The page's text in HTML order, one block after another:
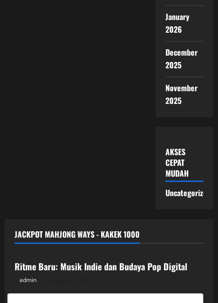
January
2026
December
2025
November
2025
AKSES
CEPAT
MUDAH
Uncategorized
JACKPOT MAHJONG WAYS - KAKEK 1000
Uncategorized
Ritme Baru: Musik Indie dan Budaya Pop Digital
admin
Uncategorized